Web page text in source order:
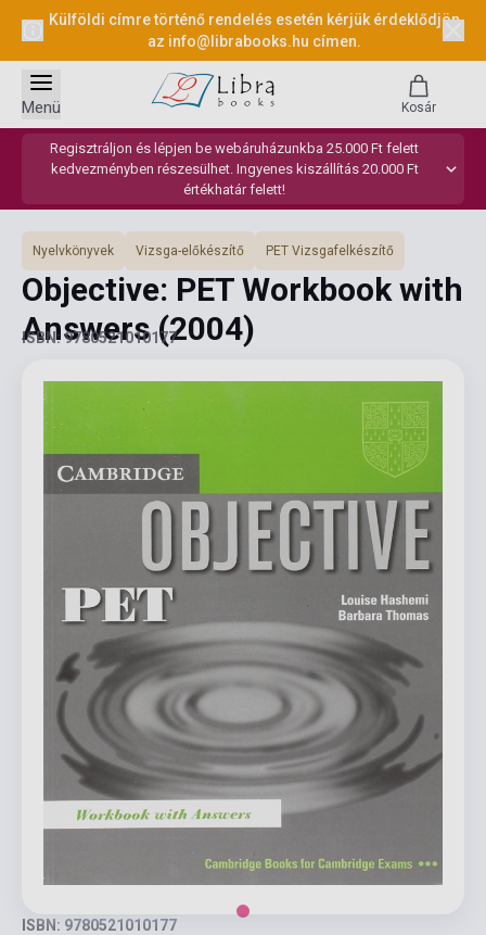
Külföldi címre történő rendelés esetén kérjük érdeklődjön
az info@librabooks.hu címen.
Regisztráljon és lépjen be webáruházunkba 25.000 Ft felett
kedvezményben részesülhet. Ingyenes kiszállítás 20.000 Ft
értékhatár felett!
Menü Kosár
Nyelvkönyvek Vizsga-előkészítő PET Vizsgafelkészítő
Objective: PET Workbook with
Answers(2004)
ISBN: 9780521010177
ISBN: 9780521010177